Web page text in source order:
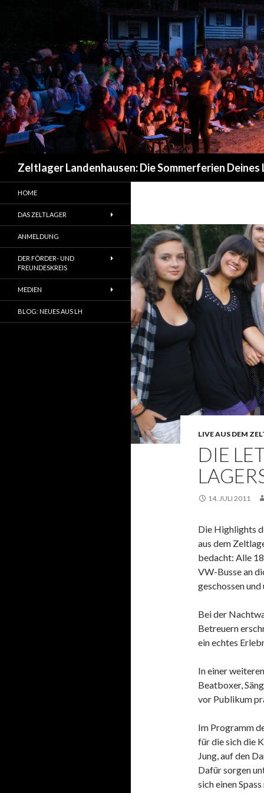
Zeltlager Landenhausen: Die Sommerferien Deines
LIVE AUS DEM
DIE
14. JULI 2011
Die Highlights
aus dem
bedacht: Alle
VW-Busse an
geschossen
Bei der
Betreuern
ein echtes
In einer
Beatboxer,
vor Publikum
Im Programm
für die sich die
Jung, auf den
Dafür sorgen
sich einen
HOME
DAS ZELTLAGER
ANMELDUNG
DER FÖRDER- UND
FREUNDESKREIS
MEDIEN
BLOG: NEUES AUS LH